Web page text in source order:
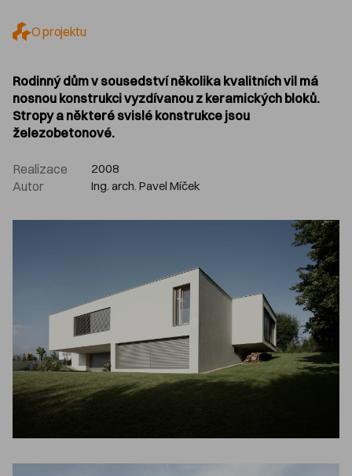
O projektu
Rodinný dům v sousedství několika kvalitních vil má
nosnou konstrukci vyzdívanou z keramických bloků.
Stropy a některé svislé konstrukce jsou
železobetonové.
Realizace 2008
Autor Ing. arch. Pavel Míček